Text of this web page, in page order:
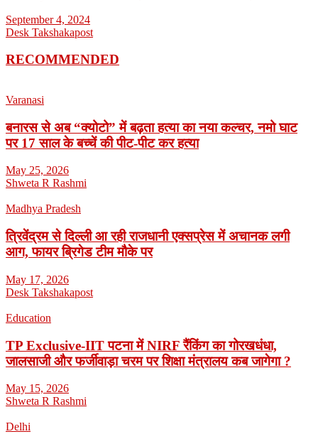
September 4, 2024
Desk Takshakapost
RECOMMENDED
Varanasi
बनारस से अब “क्योटो” में बढ़ता हत्या का नया कल्चर, नमो घाट
पर 17 साल के बच्चें की पीट-पीट कर हत्या
May 25, 2026
Shweta R Rashmi
Madhya Pradesh
त्रिवेंद्रम से दिल्ली आ रही राजधानी एक्सप्रेस में अचानक लगी
आग, फायर ब्रिगेड टीम मौके पर
May 17, 2026
Desk Takshakapost
Education
TP Exclusive-IIT पटना में NIRF रैंकिंग का गोरखधंधा,
जालसाजी और फर्जीवाड़ा चरम पर शिक्षा मंत्रालय कब जागेगा ?
May 15, 2026
Shweta R Rashmi
Delhi